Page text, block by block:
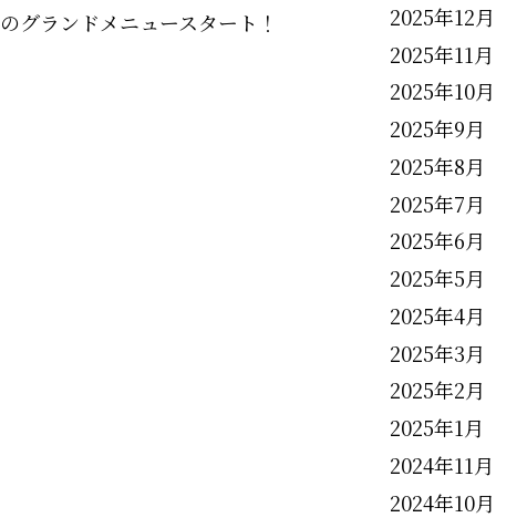
グランドメニュースタート！
2025年12月
2025年11月
2025年10月
2025年9月
2025年8月
2025年7月
2025年6月
2025年5月
2025年4月
2025年3月
2025年2月
2025年1月
2024年11月
2024年10月